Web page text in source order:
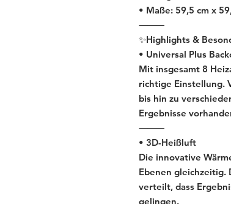
• Maße: 59,5 cm x
⸻
✨Highlights &
• Universal Plus
Mit insgesamt 8
richtige Einstellung.
bis hin zu
Ergebnisse
⸻
• 3D-Heißluft
Die innovative
Ebenen gleichzeitig.
verteilt, dass
gelingen.